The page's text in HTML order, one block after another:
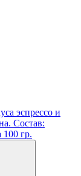
эспрессо и
Состав:
гр.